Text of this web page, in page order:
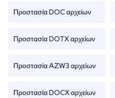
Προστασία DOC αρχείων
Προστασία DOTX αρχείων
Προστασία AZW3 αρχείων
Προστασία DOCX αρχείων